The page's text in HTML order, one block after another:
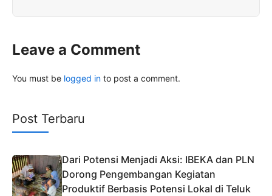
Leave a Comment
You must be logged in to post a comment.
Post Terbaru
Dari Potensi Menjadi Aksi: IBEKA dan PLN
Dorong Pengembangan Kegiatan
Produktif Berbasis Potensi Lokal di Teluk